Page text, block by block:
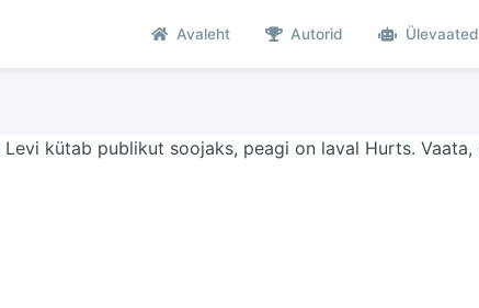
Avaleht Autorid Ülevaated